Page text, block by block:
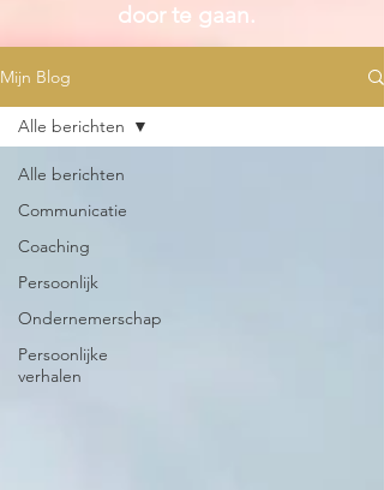
door te gaan.
Mijn Blog
Alle berichten
Communicatie
Coaching
Persoonlijk
Ondernemerschap
Persoonlijke
verhalen
Alle berichten